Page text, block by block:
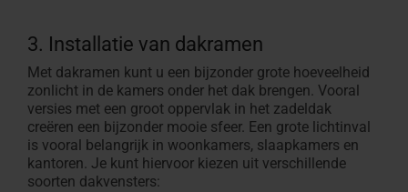
3. Installatie van dakramen
Met dakramen kunt u een bijzonder grote hoeveelheid
zonlicht in de kamers onder het dak brengen. Vooral
versies met een groot oppervlak in het zadeldak
creëren een bijzonder mooie sfeer. Een grote lichtinval
is vooral belangrijk in woonkamers, slaapkamers en
kantoren. Je kunt hiervoor kiezen uit verschillende
soorten dakvensters: